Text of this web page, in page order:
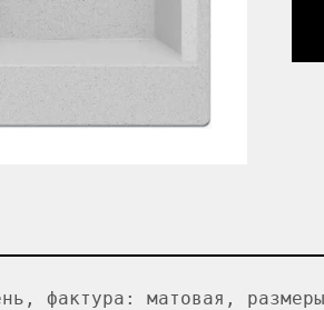
фактура: матовая,